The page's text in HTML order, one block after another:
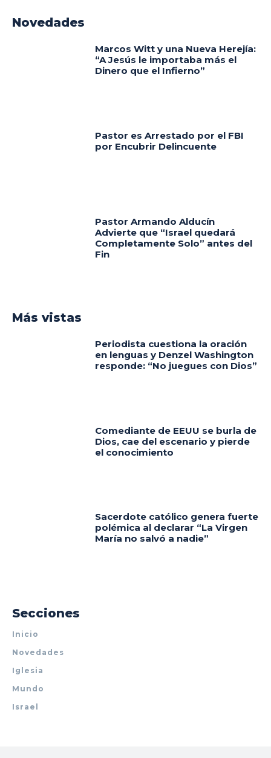
Novedades
Marcos Witt y una Nueva Herejía:
“A Jesús le importaba más el
Dinero que el Infierno”
Pastor es Arrestado por el FBI
por Encubrir Delincuente
Pastor Armando Alducín
Advierte que “Israel quedará
Completamente Solo” antes del
Fin
Más vistas
Periodista cuestiona la oración
en lenguas y Denzel Washington
responde: “No juegues con Dios”
Comediante de EEUU se burla de
Dios, cae del escenario y pierde
el conocimiento
Sacerdote católico genera fuerte
polémica al declarar “La Virgen
María no salvó a nadie”
Secciones
Inicio
Novedades
Iglesia
Mundo
Israel